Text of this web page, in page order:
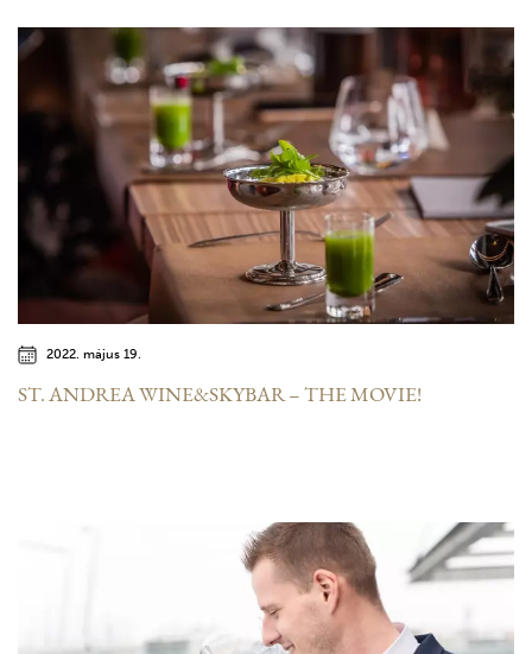
2022. május 19.
ST. ANDREA WINE&SKYBAR – THE MOVIE!